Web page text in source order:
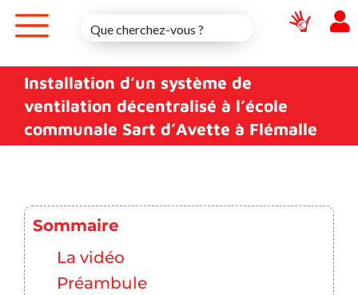
content
Installation d’un système de
ventilation décentralisé à l’école
communale Sart d’Avette à Flémalle
Sommaire
La vidéo
Préambule